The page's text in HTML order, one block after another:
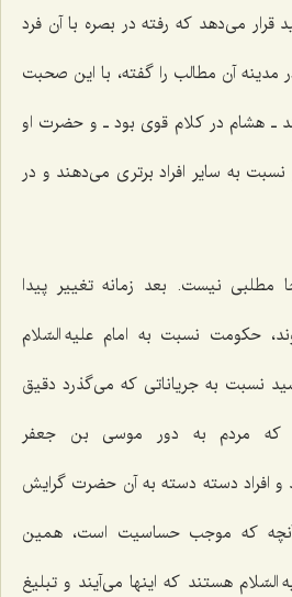
قرار می‌دهد که رفته در بصره با آن فرد
آن مطالب را گفته، با این صحبت
ـ هشام در کلام قوی بود ـ و حضرت او
به سایر افراد برتری می‌دهند و در
مطلبی نیست. بعد زمانه تغییر پیدا
حکومت نسبت به امام علیه السّلام
نسبت به جریاناتی که می‌گذرد دقیق
که مردم به دور موسی بن جعفر
و افراد دسته دسته به آن حضرت گرایش
آنچه که موجب حساسیت است، همین
هستند که اینها می‌آیند و تبلیغ